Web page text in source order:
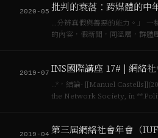
寫作松、寫作工…
2020-05 批判的衰落：跨媒體的中
…分辨真假與善惡的能力。」 一
的內容，假新聞，同溫層，群體
依賴之前，對抗習慣了的刺激與
2019-07
…*，結論- [[Manuel
the Network Society, in
2019-04